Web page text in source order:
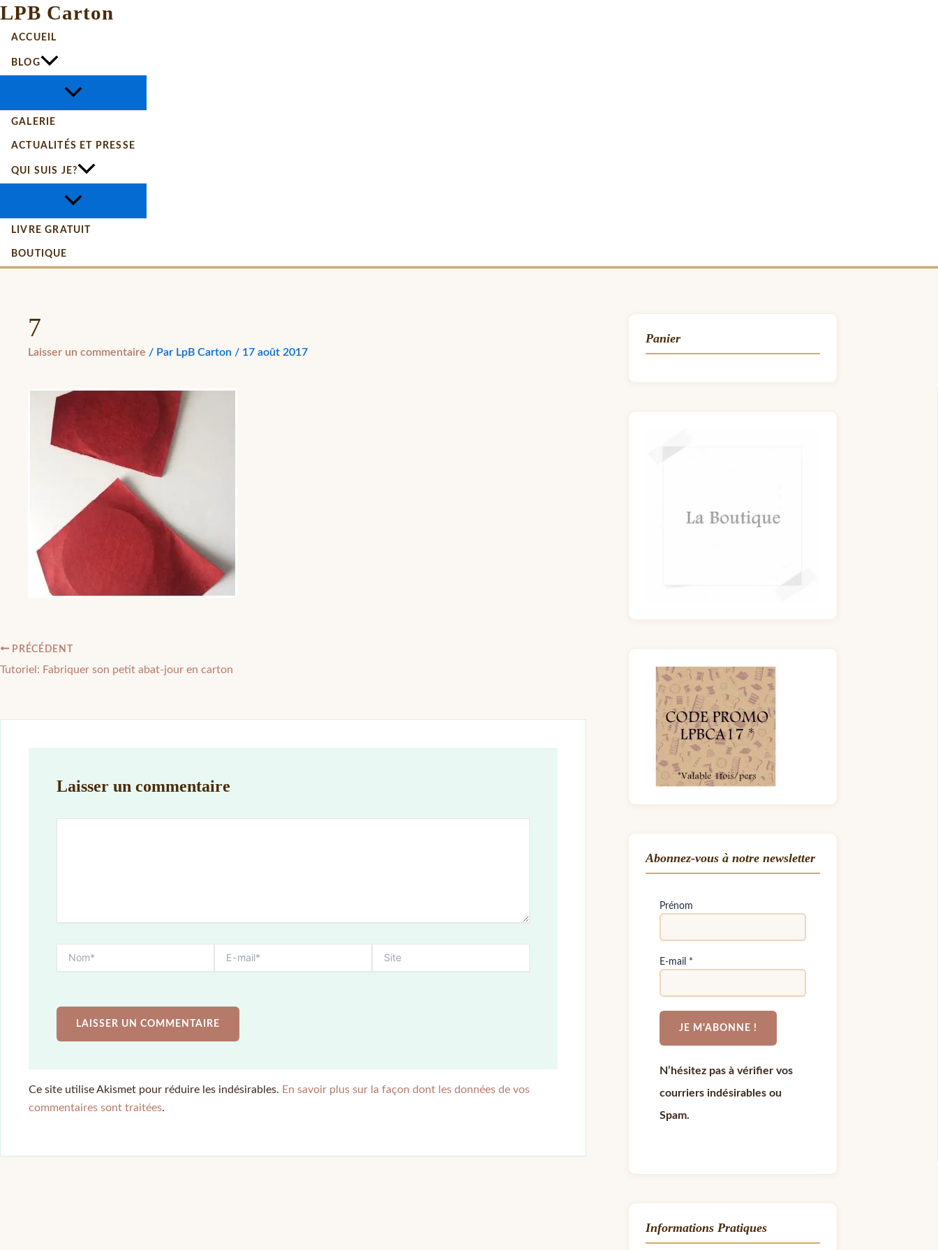
LPB Carton
ACCUEIL
BLOG
GALERIE
ACTUALITÉS ET PRESSE
QUI SUIS JE?
LIVRE GRATUIT
BOUTIQUE
7
Laisser un commentaire / Par LpB Carton / 17 août 2017
PRÉCÉDENT
Tutoriel: Fabriquer son petit abat-jour en carton
Laisser un commentaire
Ce site utilise Akismet pour réduire les indésirables. En savoir plus sur la façon dont les données de vos
commentaires sont traitées.
Panier
Abonnez-vous à notre newsletter
Prénom
E-mail *
N’hésitez pas à vérifier vos
courriers indésirables ou
Spam.
Informations Pratiques